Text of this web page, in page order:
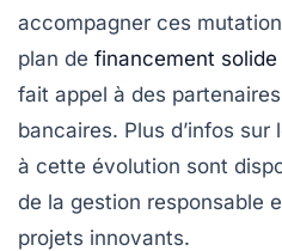
accompagner ces
plan de financement solide
fait appel à des
bancaires. Plus d’infos
à cette évolution sont
de la gestion responsable
projets innovants.